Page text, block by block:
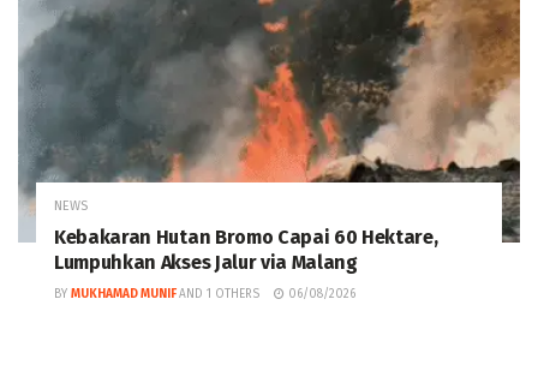
NEWS
Kebakaran Hutan Bromo Capai 60 Hektare,
Lumpuhkan Akses Jalur via Malang
BY MUKHAMAD MUNIF AND 1 OTHERS 06/08/2026